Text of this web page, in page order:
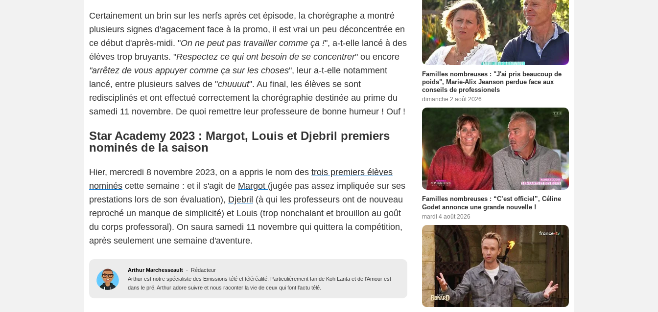
Certainement un brin sur les nerfs après cet épisode, la chorégraphe a montré
plusieurs signes d'agacement face à la promo, il est vrai un peu déconcentrée en
ce début d'après-midi. "On ne peut pas travailler comme ça !", a-t-elle lancé à des
élèves trop bruyants. "Respectez ce qui ont besoin de se concentrer" ou encore
"arrêtez de vous appuyer comme ça sur les choses", leur a-t-elle notamment
lancé, entre plusieurs salves de "chuuuut". Au final, les élèves se sont
redisciplinés et ont effectué correctement la chorégraphie destinée au prime du
samedi 11 novembre. De quoi remettre leur professeure de bonne humeur ! Ouf !
Star Academy 2023 : Margot, Louis et Djebril premiers
nominés de la saison
Hier, mercredi 8 novembre 2023, on a appris le nom des trois premiers élèves
nominés cette semaine : et il s'agit de Margot (jugée pas assez impliquée sur ses
prestations lors de son évaluation), Djebril (à qui les professeurs ont de nouveau
reproché un manque de simplicité) et Louis (trop nonchalant et brouillon au goût
du corps professoral). On saura samedi 11 novembre qui quittera la compétition,
après seulement une semaine d'aventure.
Arthur Marchesseault - Rédacteur
Arthur est notre spécialiste des Emissions télé et téléréalité. Particulièrement fan de Koh Lanta et de l'Amour est
dans le pré, Arthur adore suivre et nous raconter la vie de ceux qui font l'actu télé.
Familles nombreuses : "J'ai pris beaucoup de
poids", Marie-Alix Jeanson perdue face aux
conseils de professionels
dimanche 2 août 2026
Familles nombreuses : “C’est officiel”, Céline
Godet annonce une grande nouvelle !
mardi 4 août 2026